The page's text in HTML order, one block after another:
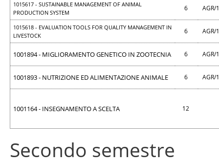
1015617 - SUSTAINABLE MANAGEMENT OF ANIMAL
PRODUCTION SYSTEM
6 AGR/
1015618 - EVALUATION TOOLS FOR QUALITY MANAGEMENT IN
LIVESTOCK
6 AGR/
1001894 - MIGLIORAMENTO GENETICO IN ZOOTECNIA 6 AGR/
1001893 - NUTRIZIONE ED ALIMENTAZIONE ANIMALE 6 AGR/
1001164 - INSEGNAMENTO A SCELTA 12
Secondo semestre